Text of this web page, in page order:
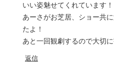
いい姿魅せてくれています！
あーさがお芝居、ショー共
たよ！
あと一回観劇するので大切に
返信